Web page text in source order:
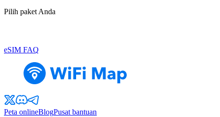
Pilih paket Anda
eSIM FAQ
Peta onlineBlogPusat bantuan